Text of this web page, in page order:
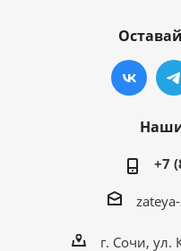
+7
г. Сочи, ул.